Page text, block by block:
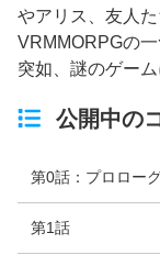
やアリス、友人た
VRMMORPGの
突如、謎のゲー
公開中の
第0話：プロロー
第1話